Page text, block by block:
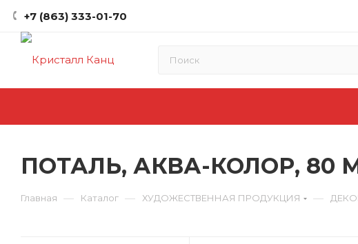
+7 (863) 333-01-70
ПОТАЛЬ, АКВА-КОЛОР, 80
Главная — Каталог — ХУДОЖЕСТВЕННАЯ ПРОДУКЦИЯ —